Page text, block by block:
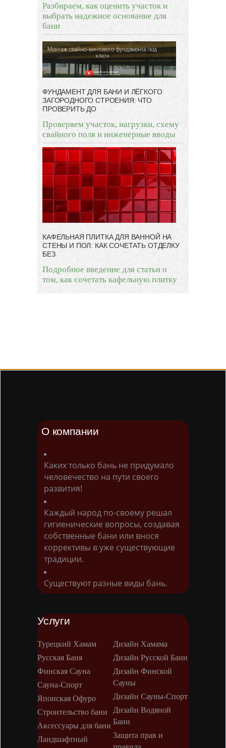
Разбираем, как оценить участок и
выбрать надежное основание для
бани
ФУНДАМЕНТ ДЛЯ БАНИ И ЛЁГКОГО
ЗАГОРОДНОГО СТРОЕНИЯ: ЧТО
ПРОВЕРИТЬ ДО
Проверяем участок, нагрузки, схему
свайного поля и инженерные вводы
КАФЕЛЬНАЯ ПЛИТКА ДЛЯ ВАННОЙ НА
СТЕНЫ И ПОЛ: КАК СОЧЕТАТЬ ОТДЕЛКУ
БЕЗ
Подробное введение для статьи о
том, как сочетать кафельную плитку
О компании
Каких только бань не придумало
человечество на пути своего
развития!
Каждый народ по-своему решал
гигиенические вопросы, создавая
собственные бани или внося
коррективы в уже существующие
традиции.
Существуют разные виды бань.
Услуги
Турецкий Хамам
Русская Баня
Финская Сауна
Сауна-Спорт
Японская Офуро
Строительство бани
Аксессуары для бани
Ландшафтный
Дизайн Хамама
Дизайн Русской Бани
Дизайн Финской
Сауны
Дизайн Сауны-Спорт
Дизайн Водяной
Бани
Защита прав и